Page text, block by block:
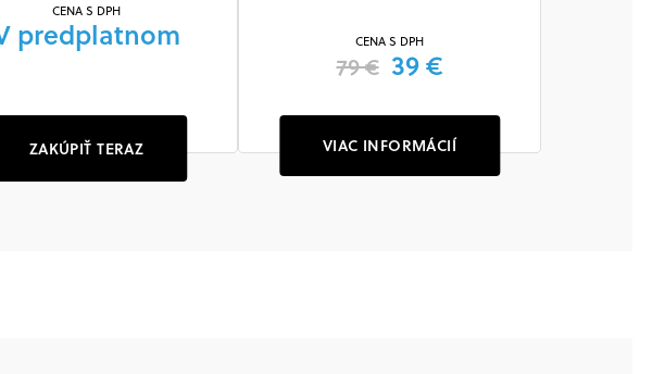
CENA S DPH
predplatnom
ZAKÚPIŤ TERAZ
CENA S DPH
79 € 39 €
VIAC INFORMÁCIÍ